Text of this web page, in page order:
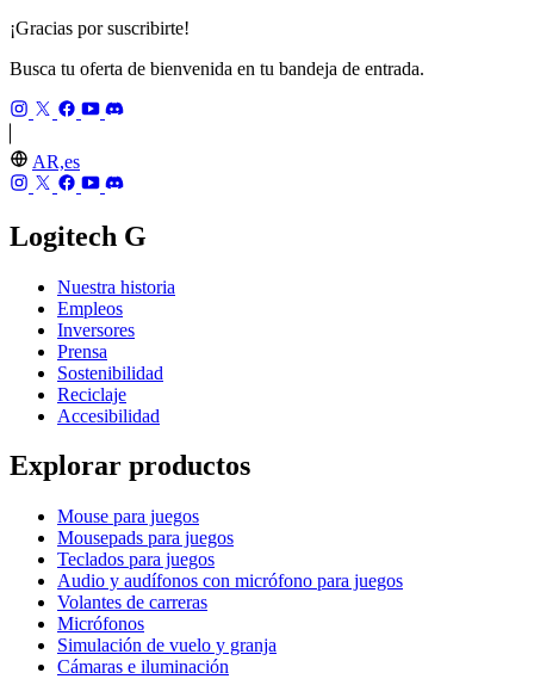
¡Gracias por suscribirte!
Busca tu oferta de bienvenida en tu bandeja de entrada.
AR,es
Logitech G
Nuestra historia
Empleos
Inversores
Prensa
Sostenibilidad
Reciclaje
Accesibilidad
Explorar productos
Mouse para juegos
Mousepads para juegos
Teclados para juegos
Audio y audífonos con micrófono para juegos
Volantes de carreras
Micrófonos
Simulación de vuelo y granja
Cámaras e iluminación